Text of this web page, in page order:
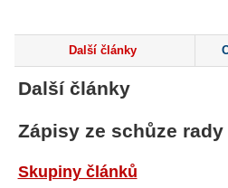
Další články
Další články
Zápisy ze schůze
Skupiny článků